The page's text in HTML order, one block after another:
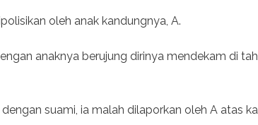
oleh anak kandungnya, A.
anaknya berujung dirinya mendekam di
suami, ia malah dilaporkan oleh A atas